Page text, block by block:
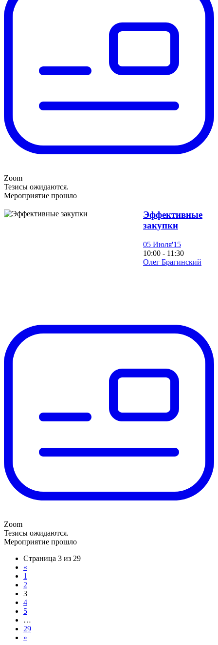
Zoom
Тезисы ожидаются.
Мероприятие прошло
Эффективные
закупки
05 Июля'15
10:00 - 11:30
Олег Брагинский
Zoom
Тезисы ожидаются.
Мероприятие прошло
Страница 3 из 29
«
1
2
3
4
5
…
29
»